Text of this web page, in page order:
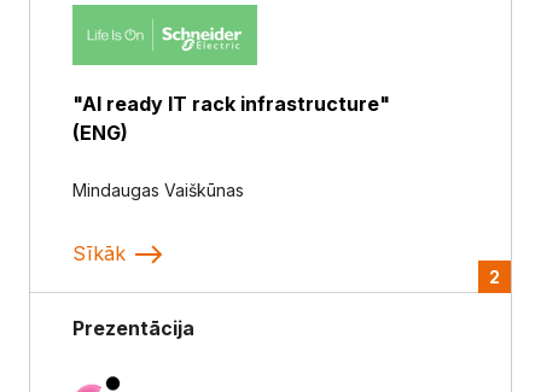
"AI ready IT rack infrastructure"
(ENG)
Mindaugas Vaiškūnas
Sīkāk
2
Prezentācija